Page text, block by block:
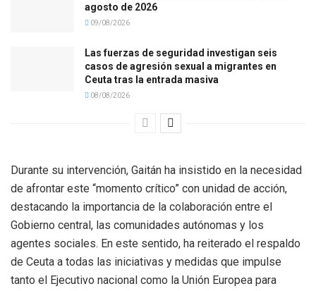
agosto de 2026
09/08/2026
Las fuerzas de seguridad investigan seis
casos de agresión sexual a migrantes en
Ceuta tras la entrada masiva
08/08/2026
Durante su intervención, Gaitán ha insistido en la necesidad
de afrontar este “momento crítico” con unidad de acción,
destacando la importancia de la colaboración entre el
Gobierno central, las comunidades autónomas y los
agentes sociales. En este sentido, ha reiterado el respaldo
de Ceuta a todas las iniciativas y medidas que impulse
tanto el Ejecutivo nacional como la Unión Europea para